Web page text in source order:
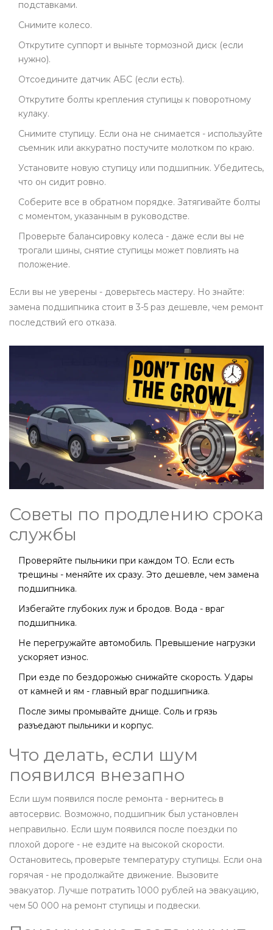
подставками.
Снимите колесо.
Открутите суппорт и выньте тормозной диск (если
нужно).
Отсоедините датчик АБС (если есть).
Открутите болты крепления ступицы к поворотному
кулаку.
Снимите ступицу. Если она не снимается - используйте
съемник или аккуратно постучите молотком по краю.
Установите новую ступицу или подшипник. Убедитесь,
что он сидит ровно.
Соберите все в обратном порядке. Затягивайте болты
с моментом, указанным в руководстве.
Проверьте балансировку колеса - даже если вы не
трогали шины, снятие ступицы может повлиять на
положение.
Если вы не уверены - доверьтесь мастеру. Но знайте:
замена подшипника стоит в 3-5 раз дешевле, чем ремонт
последствий его отказа.
Советы по продлению срока
службы
Проверяйте пыльники при каждом ТО. Если есть
трещины - меняйте их сразу. Это дешевле, чем замена
подшипника.
Избегайте глубоких луж и бродов. Вода - враг
подшипника.
Не перегружайте автомобиль. Превышение нагрузки
ускоряет износ.
При езде по бездорожью снижайте скорость. Удары
от камней и ям - главный враг подшипника.
После зимы промывайте днище. Соль и грязь
разъедают пыльники и корпус.
Что делать, если шум
появился внезапно
Если шум появился после ремонта - вернитесь в
автосервис. Возможно, подшипник был установлен
неправильно. Если шум появился после поездки по
плохой дороге - не ездите на высокой скорости.
Остановитесь, проверьте температуру ступицы. Если она
горячая - не продолжайте движение. Вызовите
эвакуатор. Лучше потратить 1000 рублей на эвакуацию,
чем 50 000 на ремонт ступицы и подвески.